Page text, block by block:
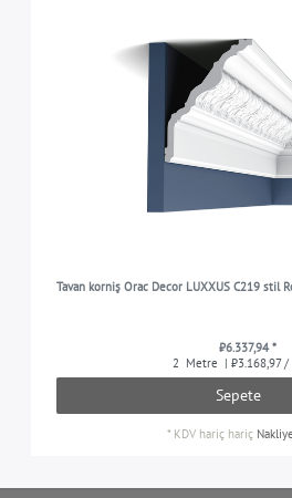
Tavan korniş Orac Decor LUXXUS C219 stil
₺6.337,94 *
2 Metre | ₺3.168,97
Sepete
* KDV hariç hariç